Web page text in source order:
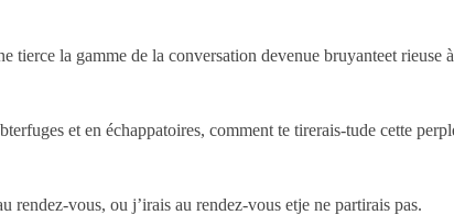
tierce la gamme de la conversation devenue bruyanteet
et en échappatoires, comment te tirerais-tude cette
rendez-vous, ou j’irais au rendez-vous etje ne partirais pas.